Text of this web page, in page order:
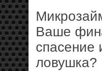
Ваше
спасение
ловушка?